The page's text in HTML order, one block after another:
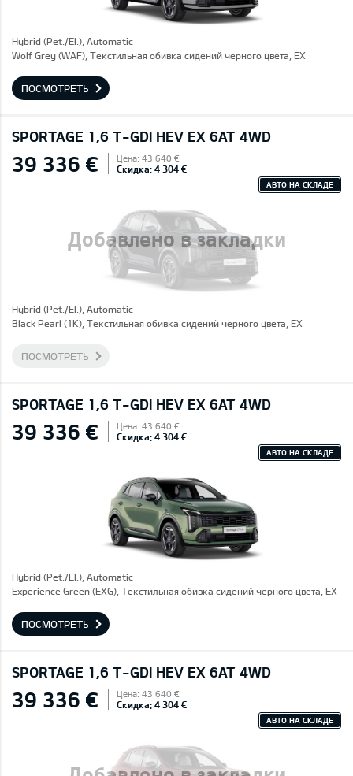
Hybrid (Pet./El.), Automatic
Wolf Grey (WAF), Текстильная обивка сидений черного цвета, EX
ПОСМОТРЕТЬ
SPORTAGE 1,6 T-GDI HEV EX 6AT 4WD
Добавлено в закладки
39 336 € Цена: 43 640 €
Скидка: 4 304 €
АВТО НА СКЛАДЕ
Hybrid (Pet./El.), Automatic
Black Pearl (1K), Текстильная обивка сидений черного цвета, EX
ПОСМОТРЕТЬ
SPORTAGE 1,6 T-GDI HEV EX 6AT 4WD
39 336 € Цена: 43 640 €
Скидка: 4 304 €
АВТО НА СКЛАДЕ
Hybrid (Pet./El.), Automatic
Experience Green (EXG), Текстильная обивка сидений черного цвета, EX
ПОСМОТРЕТЬ
SPORTAGE 1,6 T-GDI HEV EX 6AT 4WD
39 336 € Цена: 43 640 €
Скидка: 4 304 €
АВТО НА СКЛАДЕ